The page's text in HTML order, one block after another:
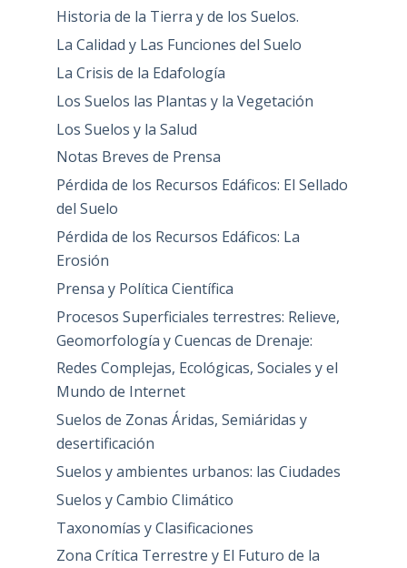
Historia de la Tierra y de los Suelos.
La Calidad y Las Funciones del Suelo
La Crisis de la Edafología
Los Suelos las Plantas y la Vegetación
Los Suelos y la Salud
Notas Breves de Prensa
Pérdida de los Recursos Edáficos: El Sellado
del Suelo
Pérdida de los Recursos Edáficos: La
Erosión
Prensa y Política Científica
Procesos Superficiales terrestres: Relieve,
Geomorfología y Cuencas de Drenaje:
Redes Complejas, Ecológicas, Sociales y el
Mundo de Internet
Suelos de Zonas Áridas, Semiáridas y
desertificación
Suelos y ambientes urbanos: las Ciudades
Suelos y Cambio Climático
Taxonomías y Clasificaciones
Zona Crítica Terrestre y El Futuro de la